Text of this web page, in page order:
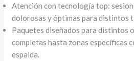
Atención con tecnología top:
dolorosas y óptimas para distintos
Paquetes diseñados para distintos
completas hasta zonas específicas
espalda.